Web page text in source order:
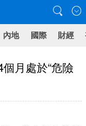
內地 國際 財經
月處於“危險